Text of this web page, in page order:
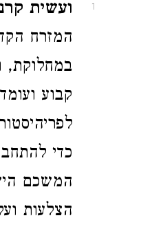
1 ועשית
המזרח
במחלוקת,
קבוע
כדי
המשכם
הצלעות